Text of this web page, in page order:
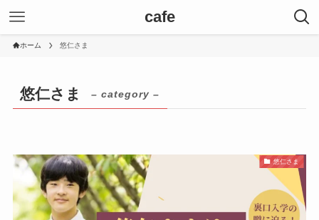
cafe
ホーム 悠仁さま
悠仁さま – category –
悠仁さま